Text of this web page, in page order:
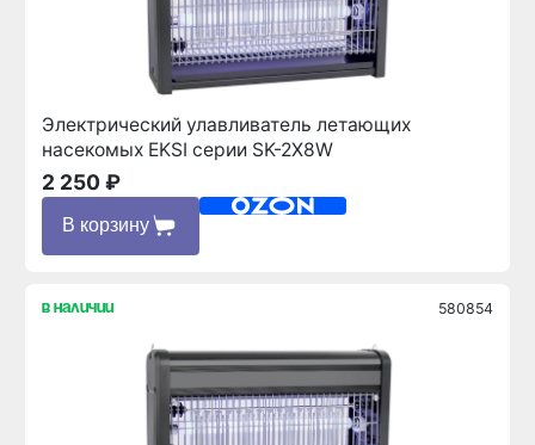
Электрический улавливатель летающих
насекомых EKSI серии SK-2X8W
2 250 ₽
В корзину
в наличии 580854